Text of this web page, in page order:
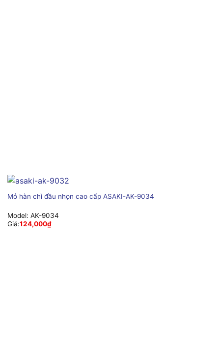
Mỏ hàn chì đầu nhọn cao cấp ASAKI-AK-9034
Model: AK-9034
Giá:124,000₫